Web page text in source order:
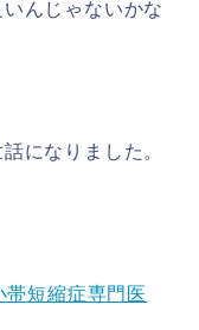
んじゃないかな
になりました。
短縮症専門医